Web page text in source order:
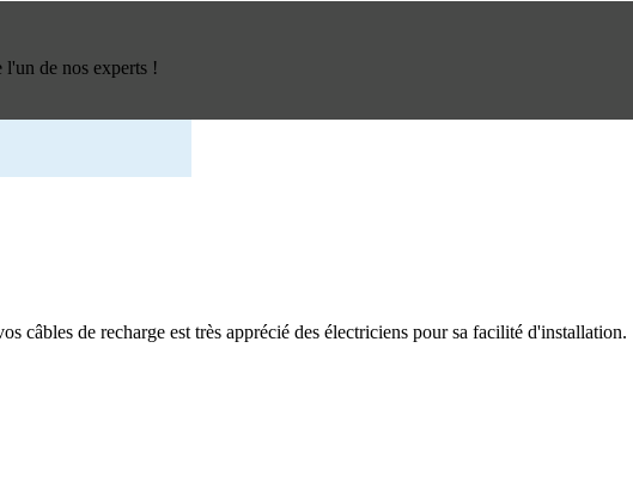
l'un de nos experts !
câbles de recharge est très apprécié des électriciens pour sa facilité d'installation.